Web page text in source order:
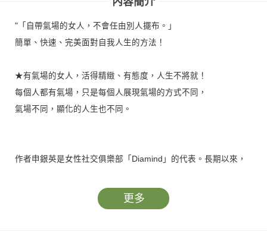
"「自帶氣場的女人，不會任由別人擺布。」
簡單、快速、完美面對自我人生的方法！
★有氣場的女人，活得精緻、有態度，人生不將就！
每個人都有氣場，只是每個人展現氣場的方式不同，
氣場不同，顯化的人生也不同。
作者申銀英是女性社交俱樂部「Diamind」的代表。長期以來，
她認為，每個人都有專屬於自己的非凡氣場。只要找出隱藏的內
更多